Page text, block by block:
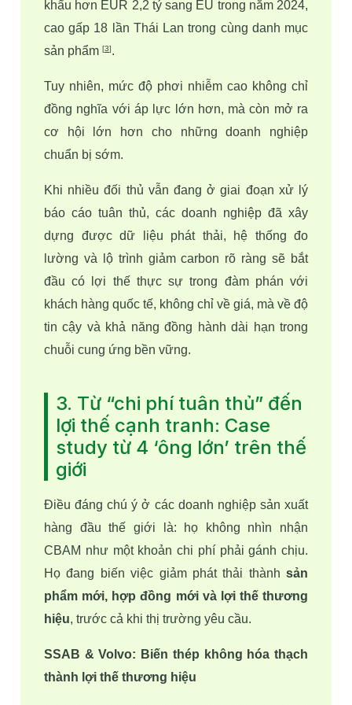
khẩu hơn EUR 2,2 tỷ sang EU trong năm 2024,
cao gấp 18 lần Thái Lan trong cùng danh mục
sản phẩm [3].
Tuy nhiên, mức độ phơi nhiễm cao không chỉ
đồng nghĩa với áp lực lớn hơn, mà còn mở ra
cơ hội lớn hơn cho những doanh nghiệp
chuẩn bị sớm.
Khi nhiều đối thủ vẫn đang ở giai đoạn xử lý
báo cáo tuân thủ, các doanh nghiệp đã xây
dựng được dữ liệu phát thải, hệ thống đo
lường và lộ trình giảm carbon rõ ràng sẽ bắt
đầu có lợi thế thực sự trong đàm phán với
khách hàng quốc tế, không chỉ về giá, mà về độ
tin cậy và khả năng đồng hành dài hạn trong
chuỗi cung ứng bền vững.
3. Từ “chi phí tuân thủ” đến
lợi thế cạnh tranh: Case
study từ 4 ‘ông lớn’ trên thế
giới
Điều đáng chú ý ở các doanh nghiệp sản xuất
hàng đầu thế giới là: họ không nhìn nhận
CBAM như một khoản chi phí phải gánh chịu.
Họ đang biến việc giảm phát thải thành sản
phẩm mới, hợp đồng mới và lợi thế thương
hiệu, trước cả khi thị trường yêu cầu.
SSAB & Volvo: Biến thép không hóa thạch
thành lợi thế thương hiệu